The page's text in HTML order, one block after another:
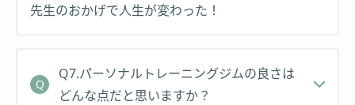
先生のおかげで人生が変わった！
Q7.パーソナルトレーニングジムの良さは
どんな点だと思いますか？